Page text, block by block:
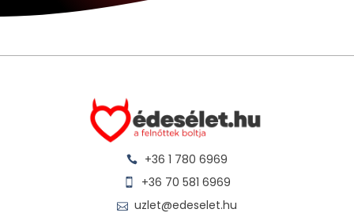
+36 1 780 6969
+36 70 581 6969
uzlet@edeselet.hu